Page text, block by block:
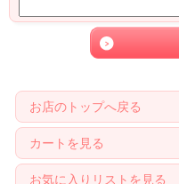
お店のトップへ戻る
カートを見る
お気に入りリストを見る